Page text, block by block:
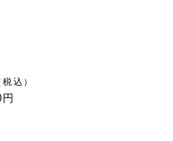
込）